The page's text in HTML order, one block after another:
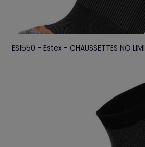
ES1550 - Estex - CHAUSSETTES NO